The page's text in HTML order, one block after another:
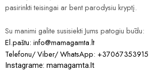
pasirinkti teisingai ar bent parodysiu kryptį.
Su manimi galite susisiekti Jums patogiu būdu:
El.paštu: info@mamagamta.lt
Telefonu/ Viber/ WhatsApp: +37067353915
Instagrame: mamagamta.lt